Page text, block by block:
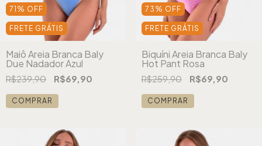
71 % OFF
FRETE GRÁTIS
Maiô Areia Branca Baly
Due Nadador Azul
R$239,90 R$69,90
COMPRAR
73 % OFF
FRETE GRÁTIS
Biquíni Areia Branca Baly
Hot Pant Rosa
R$259,90 R$69,90
COMPRAR